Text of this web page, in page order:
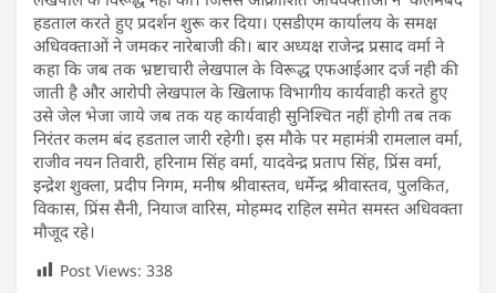
हडताल करते हुए प्रदर्शन शुरू कर दिया। एसडीएम कार्यालय के समक्ष
अधिवक्ताओं ने जमकर नारेबाजी की। बार अध्यक्ष राजेन्द्र प्रसाद वर्मा ने
कहा कि जब तक भ्रष्टाचारी लेखपाल के विरूद्ध एफआईआर दर्ज नही की
जाती है और आरोपी लेखपाल के खिलाफ विभागीय कार्यवाही करते हुए
उसे जेल भेजा जाये जब तक यह कार्यवाही सुनिश्चित नहीं होगी तब तक
निरंतर कलम बंद हडताल जारी रहेगी। इस मौके पर महामंत्री रामलाल वर्मा,
राजीव नयन तिवारी, हरिनाम सिंह वर्मा, यादवेन्द्र प्रताप सिंह, प्रिंस वर्मा,
इन्द्रेश शुक्ला, प्रदीप निगम, मनीष श्रीवास्तव, धर्मेन्द्र श्रीवास्तव, पुलकित,
विकास, प्रिंस सैनी, नियाज वारिस, मोहम्मद राहिल समेत समस्त अधिवक्ता
मौजूद रहे।
Post Views: 338